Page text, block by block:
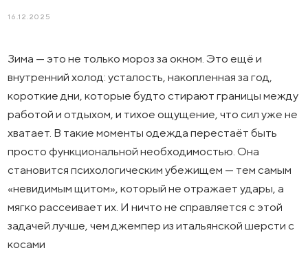
16.12.2025
Зима — это не только мороз за окном. Это ещё и
внутренний холод: усталость, накопленная за год,
короткие дни, которые будто стирают границы между
работой и отдыхом, и тихое ощущение, что сил уже не
хватает. В такие моменты одежда перестаёт быть
просто функциональной необходимостью. Она
становится психологическим убежищем — тем самым
«невидимым щитом», который не отражает удары, а
мягко рассеивает их. И ничто не справляется с этой
задачей лучше, чем джемпер из итальянской шерсти с
косами